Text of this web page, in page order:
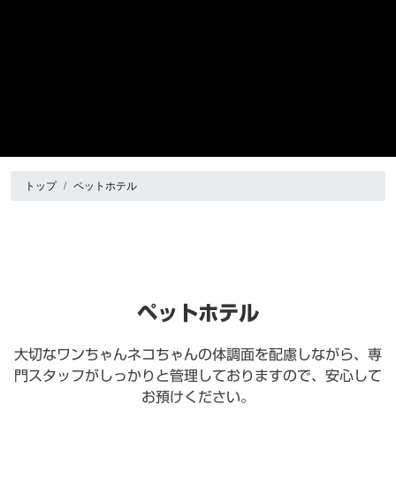
トップ ペットホテル
ペットホテル
大切なワンちゃんネコちゃんの体調面を配慮しながら、 専
門スタッフがしっかりと管理しておりますので、安心して
お預けください。